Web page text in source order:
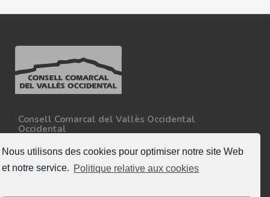
Nous utilisons des cookies pour optimiser notre site Web
et notre service. Politique relative aux cookies
Consell Comarcal del Vallès Occidental
Occidental
08227 - Terrassa
Tel. 93 727 35 34